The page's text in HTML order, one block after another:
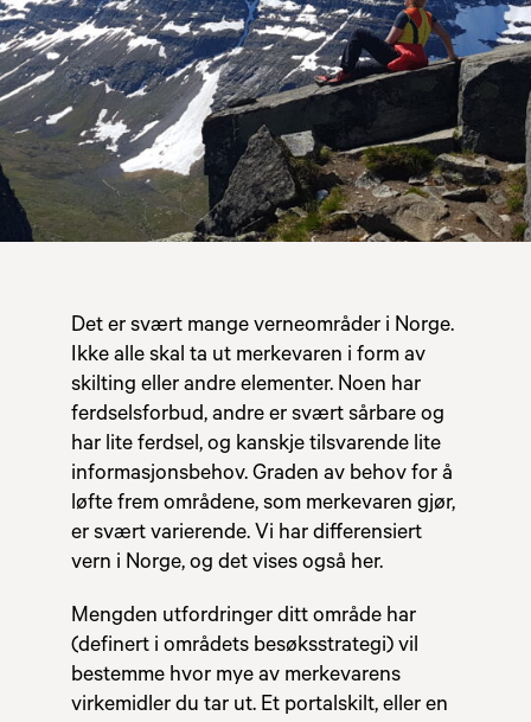
Det er svært mange verneområder i Norge.
Ikke alle skal ta ut merkevaren i form av
skilting eller andre elementer. Noen har
ferdselsforbud, andre er svært sårbare og
har lite ferdsel, og kanskje tilsvarende lite
informasjonsbehov. Graden av behov for å
løfte frem områdene, som merkevaren gjør,
er svært varierende. Vi har differensiert
vern i Norge, og det vises også her.
Mengden utfordringer ditt område har
(definert i områdets besøksstrategi) vil
bestemme hvor mye av merkevarens
virkemidler du tar ut. Et portalskilt, eller en